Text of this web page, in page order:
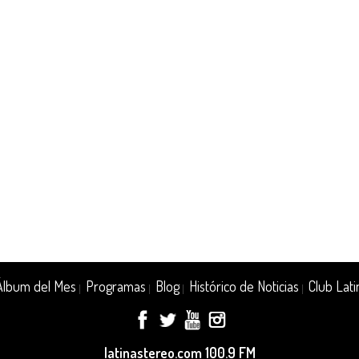
del Mes Programas Blog| Histórico de Noticias Club
latinastereo.com 100.9 FM